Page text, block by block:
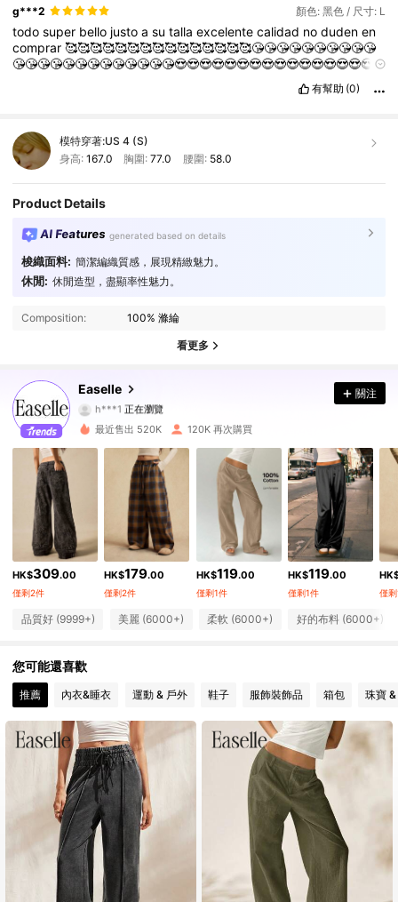
g***2 顏色: 黑色 / 尺寸: L
todosuper bello justoasutallaexcelentecalidad nodudenen
comprar🥰🥰🥰🥰🥰🥰🥰🥰🥰🥰🥰🥰🥰🥰🥰😘😘😘😘😘😘😘😘😘😘
😘😘😘😘😘😘😘😘😘😘😘😘😘😍😍😍😍😍😍😍😍😍😍😍😍😍😍😍😍
有幫助 (0)
模特穿著:US 4 (S)
身高: 167.0 胸圍:77.0 腰圍: 58.0
Product Details
AI Features generated based on details
梭織面料: 簡潔編織質感，展現精緻魅力。
休閒: 休閒造型，盡顯率性魅力。
Composition: 100% 滌綸
看更多
Easelle
4.84 252K 追蹤者
252K 追蹤者
h***1 正在瀏覽
4.84
252K 追蹤者
4.84 252K 追蹤者
252K 追蹤者
252K 追蹤者
4.84 252K 追蹤者
252K 追蹤者
4.84 252K 追蹤者
關注
最近售出 520K 120K 再次購買
HK$309.00
僅剩2件
HK$179.00
僅剩2件
HK$119.00
僅剩1件
HK$119.00
僅剩1件 僅
品質好 (9999+) 美麗 (6000+) 柔軟 (6000+) 好的布料 (6000+)
您可能還喜歡
推薦 內衣&睡衣 運動 & 戶外 鞋子 服飾裝飾品 箱包 珠寶